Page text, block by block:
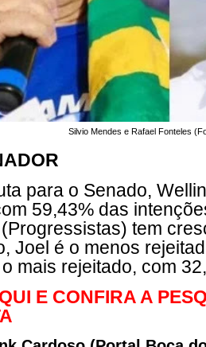
Silvio Mendes e Rafael Fonteles
para o Senado,
59,43% das
tem
Joel é o menos
mais rejeitado, com
E CONFIRA A